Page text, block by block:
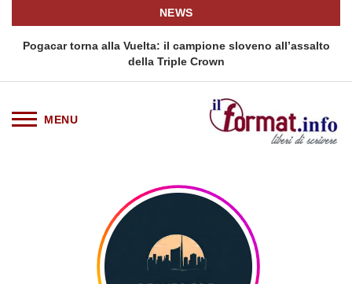
NEWS
Pogacar torna alla Vuelta: il campione sloveno all’assalto
della Triple Crown